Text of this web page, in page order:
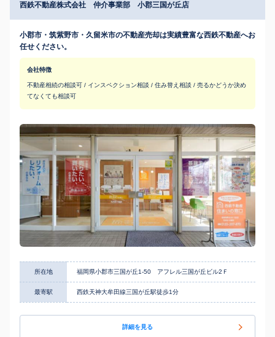
西鉄不動産株式会社 仲介事業部 小郡三国が丘店
小郡市・筑紫野市・久留米市の不動産売却は実績豊富な西鉄不動産へお
任せください。
会社特徴
不動産相続の相談可 / インスペクション相談 / 住み替え相談 / 売るかどうか決め
てなくても相談可
所在地 福岡県小郡市三国が丘1-50 アフレル三国が丘ビル2Ｆ
最寄駅 西鉄天神大牟田線三国が丘駅徒歩1分
詳細を見る